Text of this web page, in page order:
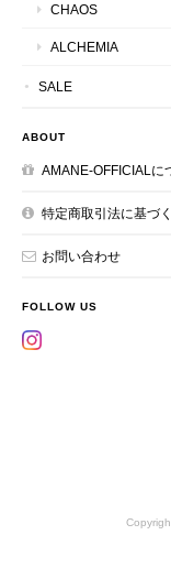
CHAOS
ALCHEMIA
SALE
ABOUT
AMANE-OFFICIALに
特定商取引法に基づ
お問い合わせ
FOLLOW US